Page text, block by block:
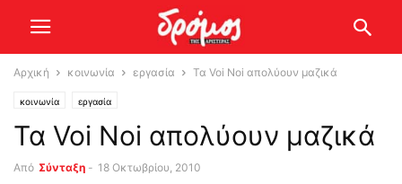
Αρχική κοινωνία εργασία Τα Voi Noi απολύουν μαζικά
κοινωνία εργασία
Τα Voi Noi απολύουν μαζικά
Από Σύνταξη - 18 Οκτωβρίου, 2010